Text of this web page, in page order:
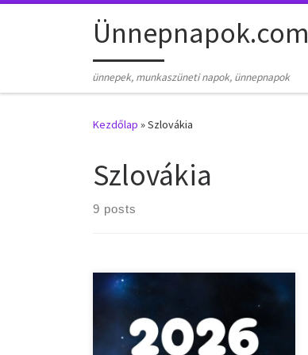
Skip to contentÜnnepnapok.com
ünnepek, munkaszüneti napok, ünnepnapok
Kezdőlap »Szlovákia
Szlovákia
9 posts
Nemzeti ünnepek, munkaszüneti
napok, ünnepnapok Szlovákiában
2026-ben. 2026. január 1. – csütörtök –
Újév 2026. január 6. – kedd –